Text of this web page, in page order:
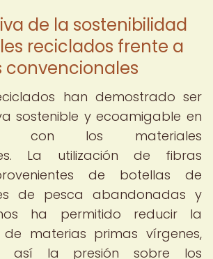
de la sostenibilidad
reciclados frente a
convencionales
han demostrado ser
sostenible y ecoamigable en
con los materiales
La utilización de fibras
de botellas de
de pesca abandonadas y
ha permitido reducir la
materias primas vírgenes,
así la presión sobre los